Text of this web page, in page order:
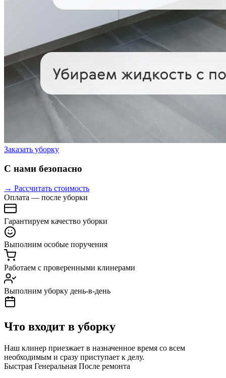
Заказать уборку
С нами безопасно
→ Рассчитать стоимость
Оплата — после уборки
Гарантируем качество уборки
Выполним особые поручения
Работаем с проверенными клинерами
Выполним уборку день-в-день
Что входит в уборку
Наш клинер приезжает в назначенное время со всем
необходимым и сразу приступает к делу.
Быстрая Генеральная После ремонта